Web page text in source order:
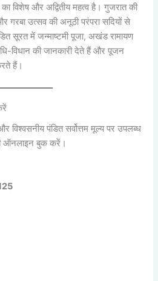
विशेष और अद्वितीय महत्व है। गुजरात की
गरबा उत्सव की अनूठी परंपरा सदियों से
सूरत में जन्माष्टमी पूजा, अखंड रामायण
विधान की जानकारी देते हैं और पूजन
हैं।
पंडित सर्वोत्तम मूल्य पर उपलब्ध
ऑनलाइन बुक करें।